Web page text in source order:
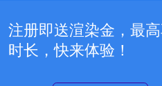
注册即送渲染金，最
时长，快来体验！